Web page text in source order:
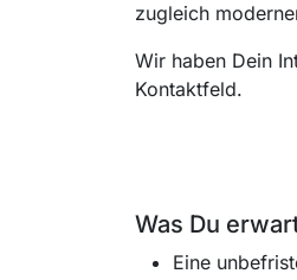
zugleich
Wir haben Dein
Kontaktfeld.
Was Du
Eine